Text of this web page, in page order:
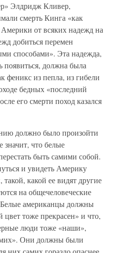
Элдридж Кливер,
смерть Кинга «как
от всяких надежд на
добиться перемен
способами». Эта надежда,
появиться, должна была
феникс из пепла, из гибели
бедных «последний
его смерти поход казался
должно было произойти
что белые
быть самими собой.
и увидеть Америку
какой ее видят другие
на общечеловеческие
Белые американцы должны
тоже прекрасен» и что,
люди тоже «наши»,
Они должны были